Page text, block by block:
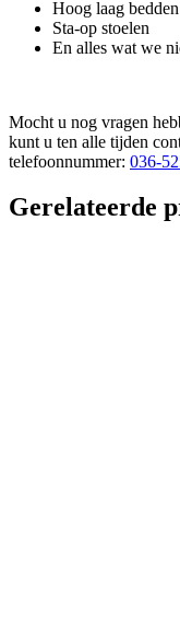
Hoog laag bedden
Sta-op stoelen
En alles wat we
Mocht u nog vragen
kunt u ten alle tijden
telefoonnummer: 036-
Gerelateerde